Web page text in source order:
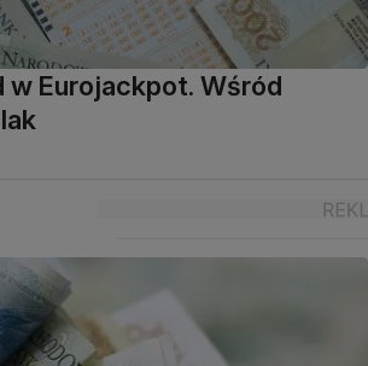
w Eurojackpot. Wśród